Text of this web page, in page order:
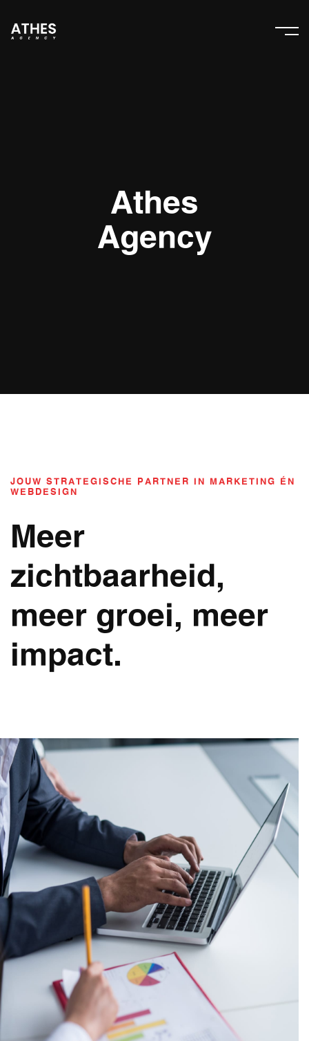
Athes
Agency
JOUW STRATEGISCHE PARTNER IN MARKETING ÉN
WEBDESIGN
Meer
zichtbaarheid,
meer groei, meer
impact.